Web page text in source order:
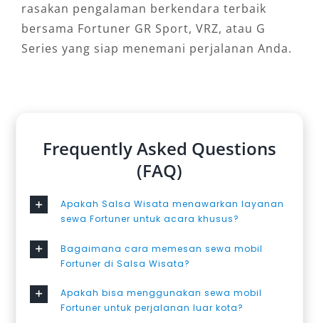
rasakan pengalaman berkendara terbaik
bersama Fortuner GR Sport, VRZ, atau G
Series yang siap menemani perjalanan Anda.
Frequently Asked Questions
(FAQ)
Apakah Salsa Wisata menawarkan layanan
sewa Fortuner untuk acara khusus?
Bagaimana cara memesan sewa mobil
Fortuner di Salsa Wisata?
Apakah bisa menggunakan sewa mobil
Fortuner untuk perjalanan luar kota?